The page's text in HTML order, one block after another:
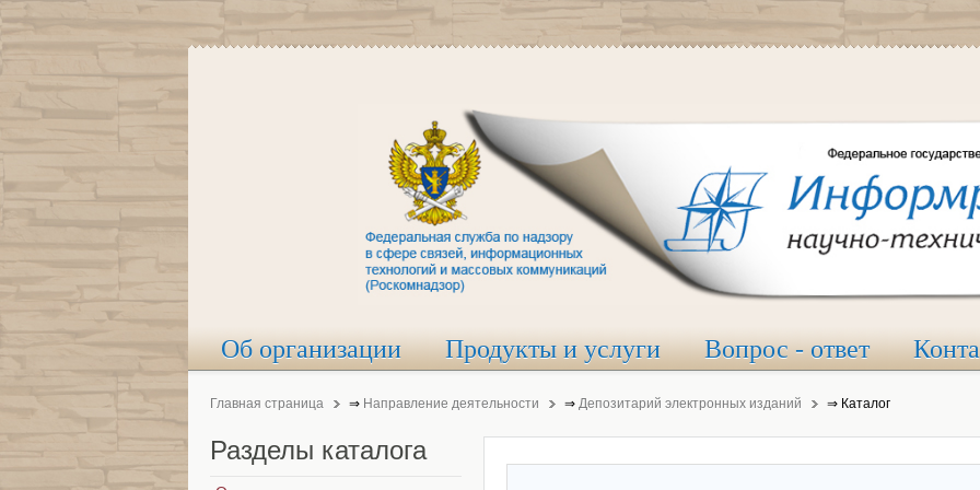
Об организации Продукты и услуги Вопрос - ответ
Главная страница ⇒ Направление деятельности ⇒ Депозитарий электронных изданий ⇒ Каталог
Разделы каталога